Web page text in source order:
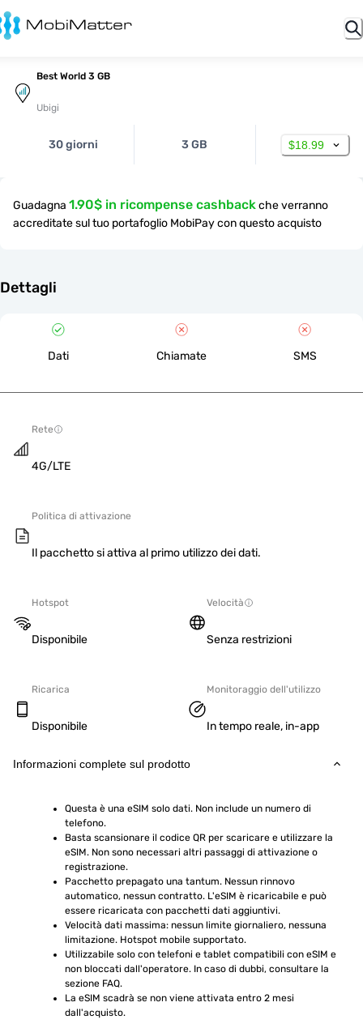
Best World 3 GB
Ubigi
30 giorni 3 GB $18.99
Guadagna 1.90$ in ricompense cashbackche verranno
accreditate sul tuo portafoglio MobiPay con questo acquisto
Dettagli
Dati Chiamate SMS
Rete
4G/LTE
Politica di attivazione
Il pacchetto si attiva al primo utilizzo dei dati.
Hotspot
Disponibile
Velocità
Senza restrizioni
Ricarica
Disponibile
Monitoraggio dell'utilizzo
In tempo reale, in-app
Informazioni complete sul prodotto
Questa è una eSIM solo dati. Non include un numero di
telefono.
Basta scansionare il codice QR per scaricare e utilizzare la
eSIM. Non sono necessari altri passaggi di attivazione o
registrazione.
Pacchetto prepagato una tantum. Nessun rinnovo
automatico, nessun contratto. L'eSIM è ricaricabile e può
essere ricaricata con pacchetti dati aggiuntivi.
Velocità dati massima: nessun limite giornaliero, nessuna
limitazione. Hotspot mobile supportato.
Utilizzabile solo con telefoni e tablet compatibili con eSIM e
non bloccati dall'operatore. In caso di dubbi, consultare la
sezione FAQ.
La eSIM scadrà se non viene attivata entro 2 mesi
dall'acquisto.